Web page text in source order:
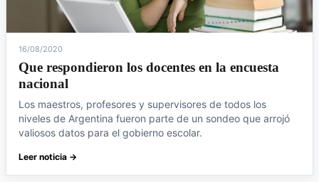
16/08/2020
Que respondieron los docentes en la encuesta
nacional
Los maestros, profesores y supervisores de todos los
niveles de Argentina fueron parte de un sondeo que arrojó
valiosos datos para el gobierno escolar.
Leer noticia →